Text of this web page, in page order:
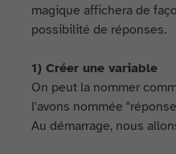
magique a ffichera de
possibilité de réponses.
1) Créer une variable
On peut la nommer
l'avons nommée
Au démarrage, nous